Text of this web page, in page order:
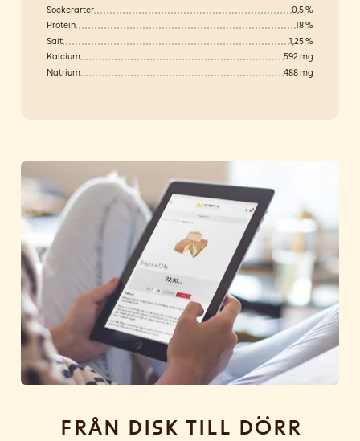
Sockerarter
0,5 %
Protein
18 %
Salt
1,25 %
Kalcium
592 mg
Natrium
488 mg
Från disk till dörr